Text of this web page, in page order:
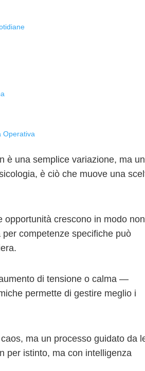
Operativa
è una semplice variazione, ma
è ciò che muove una
crescono in modo non
competenze specifiche può
di tensione o calma —
permette di gestire meglio i
ma un processo guidato da
per istinto, ma con intelligenza